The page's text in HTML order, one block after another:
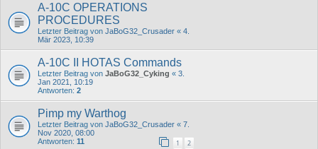
A-10C OPERATIONS
PROCEDURES
Letzter Beitrag von JaBoG32_Crusader « 4.
Mär 2023, 10:39
A-10C II HOTAS Commands
Letzter Beitrag von JaBoG32_Cyking « 3.
Jan 2021, 10:19
Antworten: 2
Pimp my Warthog
Letzter Beitrag von JaBoG32_Crusader « 7.
Nov 2020, 08:00
Antworten: 11 1 2